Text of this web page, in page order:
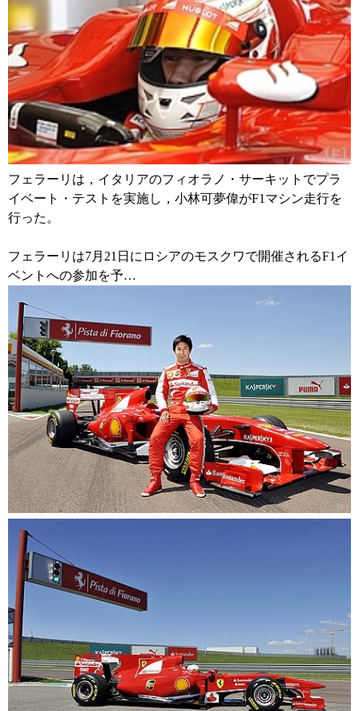
フェラーリは，イタリアのフィオラノ・サーキットでプラ
イベート・テストを実施し，小林可夢偉がF1マシン走行を
行った。
フェラーリは7月21日にロシアのモスクワで開催されるF1イ
ベントへの参加を予…